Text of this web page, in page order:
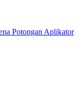
Potongan Aplikator